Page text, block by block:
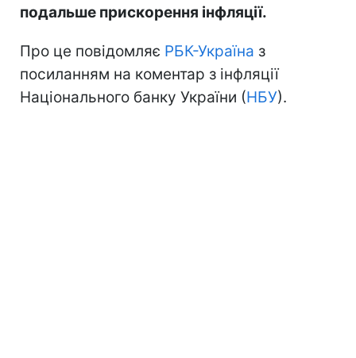
подальше прискорення інфляції.
Про це повідомляє РБК-Україна з
посиланням на коментар з інфляції
Національного банку України (НБУ).